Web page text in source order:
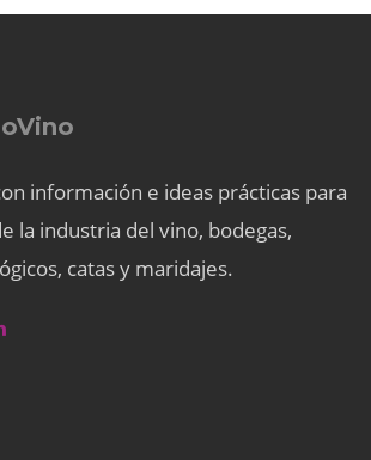
información e ideas prácticas para
la industria del vino, bodegas,
catas y maridajes.